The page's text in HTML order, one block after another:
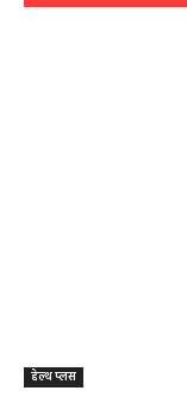
हेल्थ प्लस